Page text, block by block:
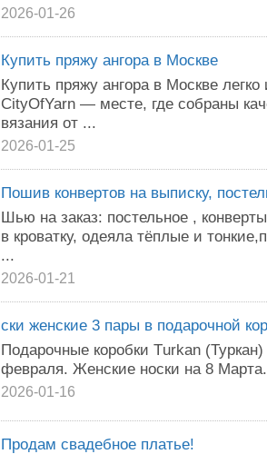
2026-01-26
Купить пряжу ангора в Москве
Купить пряжу ангора в Москве
CityOfYarn — месте, где собраны
вязания от ...
2026-01-25
Пошив конвертов на выписку,
Шью на заказ: постельное ,
в кроватку, одеяла тёплые и
...
2026-01-21
ски женские 3 пары в подарочной
Подарочные коробки Тurkаn
февраля. Женские носки на 8
2026-01-16
Продам свадебное платье!